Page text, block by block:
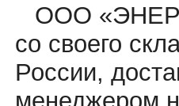
ООО
со своего
России,
менеджером